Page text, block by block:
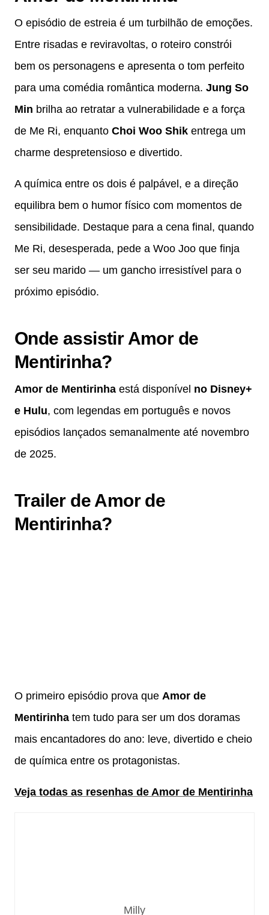
O episódio de estreia é um turbilhão de emoções.
Entre risadas e reviravoltas, o roteiro constrói
bem os personagens e apresenta o tom perfeito
para uma comédia romântica moderna. Jung So
Min brilha ao retratar a vulnerabilidade e a força
de Me Ri, enquanto Choi Woo Shik entrega um
charme despretensioso e divertido.
A química entre os dois é palpável, e a direção
equilibra bem o humor físico com momentos de
sensibilidade. Destaque para a cena final, quando
Me Ri, desesperada, pede a Woo Joo que finja
ser seu marido — um gancho irresistível para o
próximo episódio.
Onde assistir Amor de
Mentirinha?
Amor de Mentirinha está disponível no Disney+
e Hulu, com legendas em português e novos
episódios lançados semanalmente até novembro
de 2025.
Trailer de Amor de
Mentirinha?
O primeiro episódio prova que Amor de
Mentirinha tem tudo para ser um dos doramas
mais encantadores do ano: leve, divertido e cheio
de química entre os protagonistas.
Veja todas as resenhas de Amor de Mentirinha
Milly